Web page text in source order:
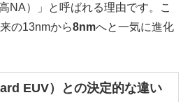
NA）」と呼ばれる理由です。こ
の13nmから8nmへと一気に進化
EUV）との決定的な違い